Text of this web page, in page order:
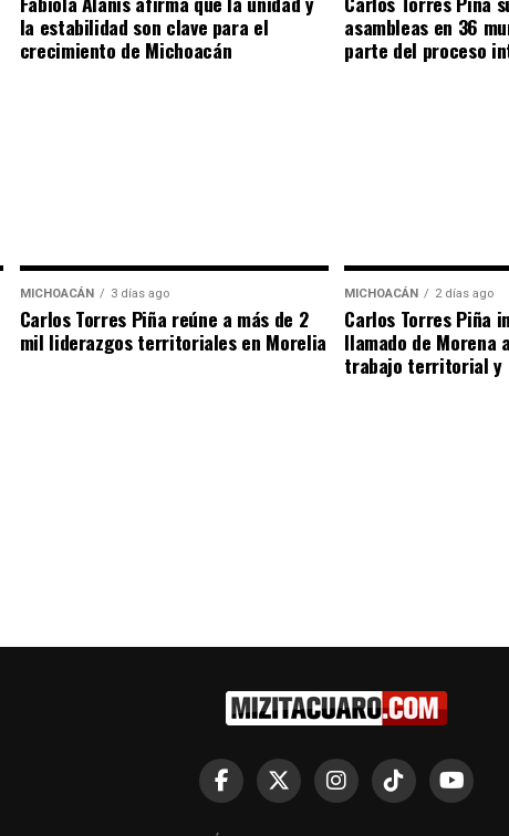
la estabilidad son clave para el
crecimiento de Michoacán
asambleas en 36
parte del proceso
MICHOACÁN 3 días ago
Carlos Torres Piña reúne a más de 2
mil liderazgos territoriales en Morelia
MICHOACÁN 2 días ago
Carlos Torres Piña
llamado de Morena
trabajo territorial y